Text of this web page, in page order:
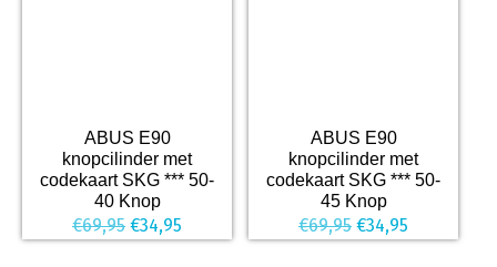
ABUS E90
knopcilinder met
codekaart SKG *** 50-
40 Knop
€69,95 Oorspronkelijke
€34,95
ABUS E90
knopcilinder met
codekaart SKG *** 50-
45 Knop
€69,95 Oorspronkelijke
€34,95